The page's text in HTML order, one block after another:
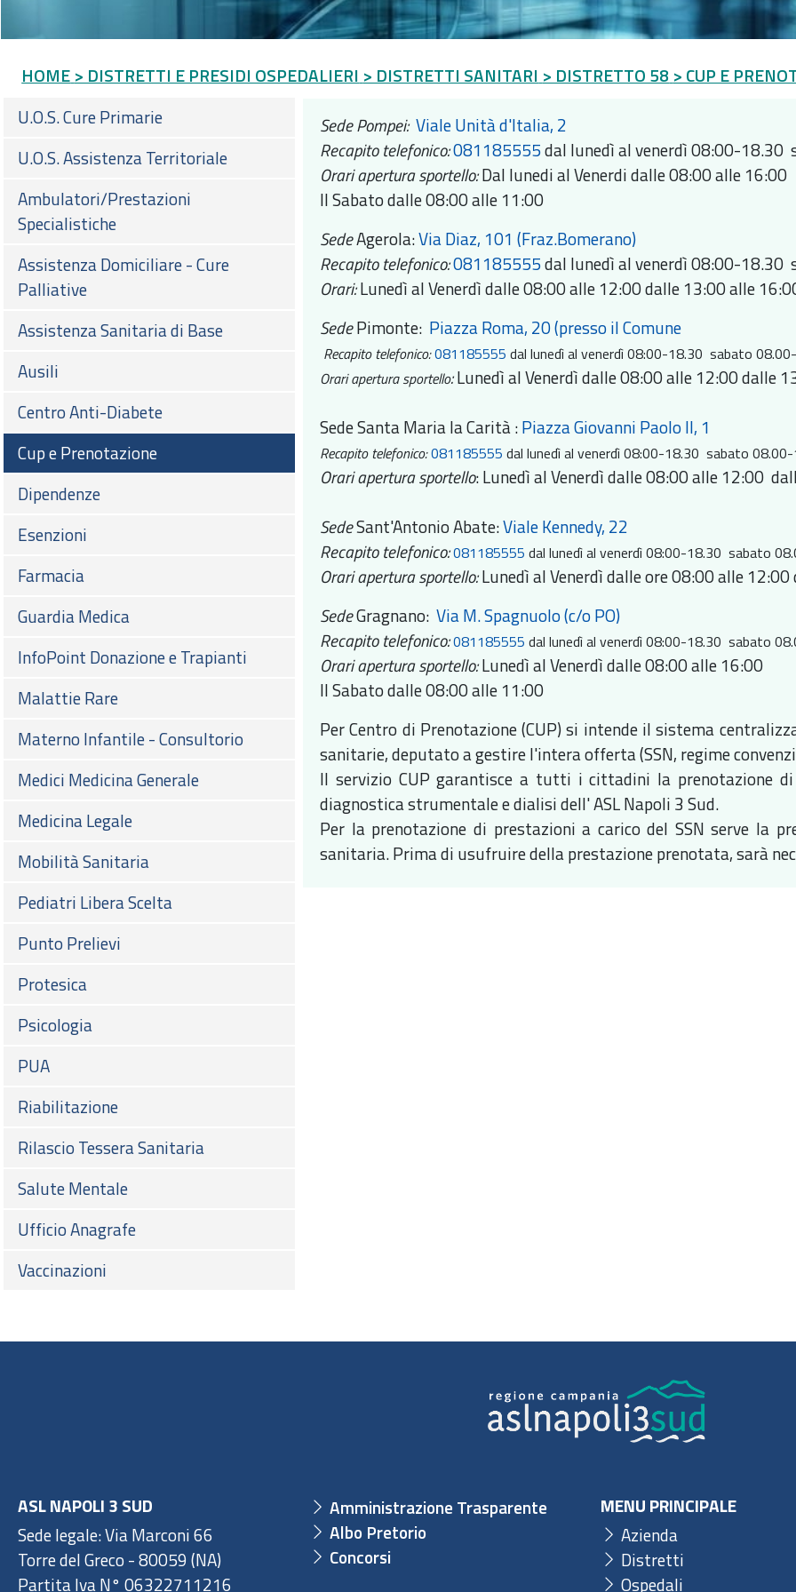
HOME > DISTRETTI E PRESIDI OSPEDALIERI > DISTRETTI SANITARI > DISTRETTO 58 > CUP E
U.O.S. Cure Primarie
U.O.S. Assistenza Territoriale
Ambulatori/Prestazioni
Specialistiche
Assistenza Domiciliare - Cure
Palliative
Assistenza Sanitaria di Base
Ausili
Centro Anti-Diabete
Cup e Prenotazione
Dipendenze
Esenzioni
Farmacia
Guardia Medica
InfoPoint Donazione e Trapianti
Malattie Rare
Materno Infantile - Consultorio
Medici Medicina Generale
Medicina Legale
Mobilità Sanitaria
Pediatri Libera Scelta
Punto Prelievi
Protesica
Psicologia
PUA
Riabilitazione
Rilascio Tessera Sanitaria
Salute Mentale
Ufficio Anagrafe
Vaccinazioni
Sede Pompei: Viale Unità d'Italia, 2
Recapito telefonico:081185555dal lunedì al venerdì 08:00-
Orari apertura sportello:Dal lunedi al Venerdi dalle 08:00 alle 16:00
Il Sabato dalle 08:00 alle 11:00
SedeAgerola:Via Diaz, 101 (Fraz.Bomerano)
Recapito telefonico:081185555dal lunedì al venerdì 08:00-
Orari:Lunedì al Venerdì dalle 08:00 alle 12:00 dalle 13:00 alle
SedePimonte: Piazza Roma, 20 (presso il Comune
Recapito telefonico:081185555 dal lunedì al venerdì 08:00-18.30 sabato
Orari apertura sportello:Lunedì al Venerdì dalle 08:00 alle 12:00 dalle
Sede Santa Maria la Carità :Piazza Giovanni Paolo II, 1
Recapito telefonico:081185555 dal lunedì al venerdì 08:00-18.30 sabato
Orari apertura sportello: Lunedì al Venerdì dalle 08:00 alle 12:00
SedeSant'Antonio Abate:Viale Kennedy, 22
Recapito telefonico:081185555 dal lunedì al venerdì 08:00-18.30 sabato
Orari apertura sportello:Lunedì al Venerdì dalle ore 08:00 alle
SedeGragnano: Via M. Spagnuolo (c/o PO)
Recapito telefonico:081185555 dal lunedì al venerdì 08:00-18.30 sabato
Orari apertura sportello:Lunedì al Venerdì dalle 08:00 alle 16:00
Il Sabato dalle 08:00 alle 11:00
Per Centro di Prenotazione (CUP) si intende il sistema
sanitarie, deputato a gestire l'intera offerta (SSN, regime
Il servizio CUP garantisce a tutti i cittadini la prenotazione
diagnostica strumentale e dialisi dell' ASL Napoli 3 Sud.
Per la prenotazione di prestazioni a carico del SSN serve la
sanitaria. Prima di usufruire della prestazione prenotata, sarà
ASL NAPOLI 3 SUD
Sede legale: Via Marconi 66
Torre del Greco - 80059 (NA)
Partita Iva N° 06322711216
Amministrazione Trasparente
Albo Pretorio
Concorsi
MENU PRINCIPALE
Azienda
Distretti
Ospedali